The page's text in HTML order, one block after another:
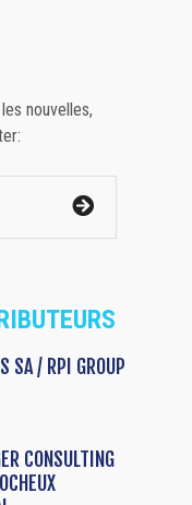
nouvelles,
SA / RPI GROUP
CONSULTING